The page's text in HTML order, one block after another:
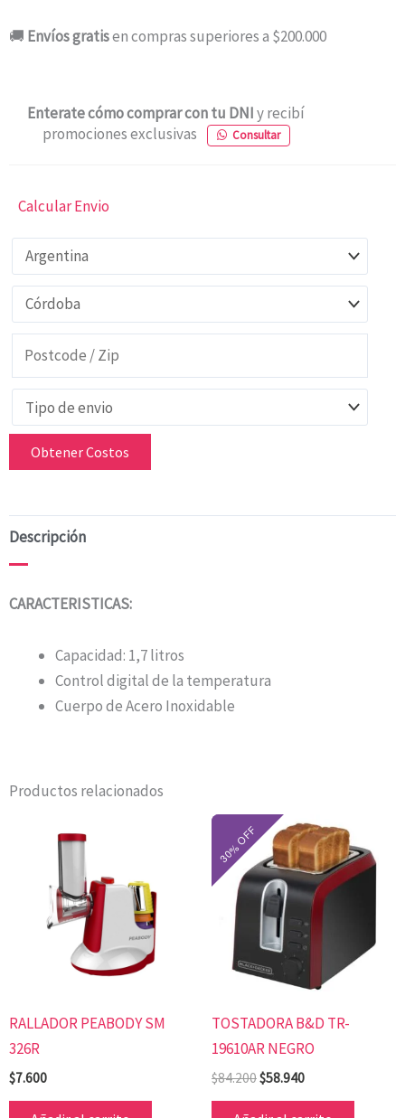
🚚 Envíos gratisen compras superiores a $200.000
Enterate cómo comprar con tu DNIy recibí
promociones exclusivas
Consultar
Calcular Envio
Obtener Costos
Descripción
CARACTERISTICAS:
Capacidad: 1,7 litros
Control digital de la temperatura
Cuerpo de Acero Inoxidable
Productos relacionados
RALLADOR PEABODY SM
326R
$7.600
TOSTADORA B&D TR-
19610AR NEGRO
$84.200
precio
original
era:
$84.200.
$58.940
El
precio
actual
es:
$58.940.